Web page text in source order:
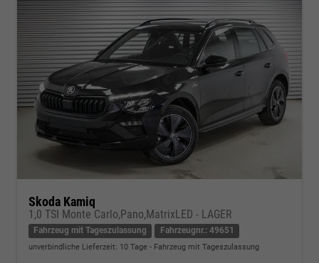
Skoda Kamiq
1,0 TSI Monte Carlo,Pano,MatrixLED - LAGER
Fahrzeug mit Tageszulassung Fahrzeugnr.: 49651
unverbindliche Lieferzeit: 10 Tage Fahrzeug mit Tageszulassung